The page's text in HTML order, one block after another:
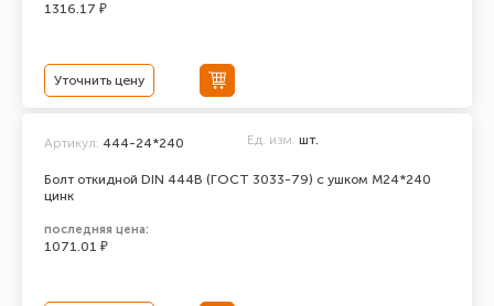
1316.17 ₽
Уточнить цену
Болт откидной DIN 444В (ГОСТ 3033-79) с ушком М24*240
цинк
Артикул: 444-24*240 Ед. изм. шт.
последняя цена:
1071.01 ₽